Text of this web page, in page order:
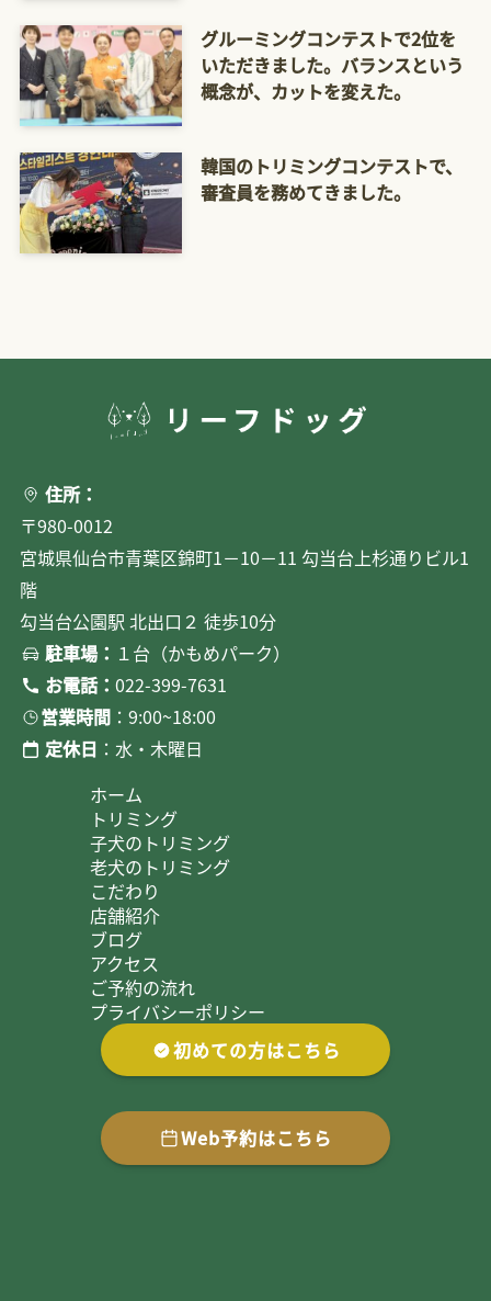
グルーミングコンテストで2位を
いただきました。バランスという
概念が、カットを変えた。
韓国のトリミングコンテストで、
審査員を務めてきました。
住所：
〒980-0012
宮城県仙台市青葉区錦町1－10－11 勾当台上杉通りビル1
階
勾当台公園駅 北出口２ 徒歩10分
駐車場： １台（かもめパーク）
お電話：022-399-7631
営業時間 ：9:00~18:00
定休日 ：水・木曜日
ホーム
トリミング
子犬のトリミング
老犬のトリミング
こだわり
店舗紹介
ブログ
アクセス
ご予約の流れ
プライバシーポリシー
初めての方はこちら
Web予約はこちら